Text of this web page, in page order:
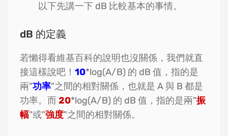
以下先講一下 dB 比較基本的事情。
dB 的定義
若懶得看維基百科的說明也沒關係，我們就直
接這樣說吧！ 10*log(A/B) 的 dB 值，指的是
兩"功率"之間的相對關係，也就是 A 與 B 都是
功率。而 20*log(A/B) 的 dB 值，指的是兩"振
幅"或"強度"之間的相對關係。